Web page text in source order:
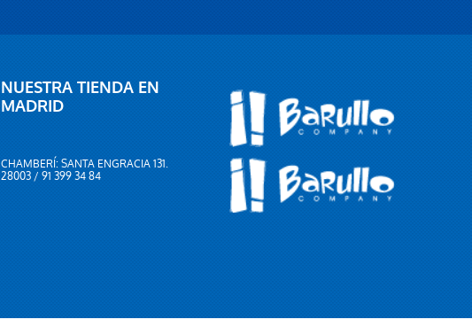
NUESTRA TIENDA EN
MADRID
CHAMBERÍ: SANTA ENGRACIA 131.
28003 / 91 399 34 84